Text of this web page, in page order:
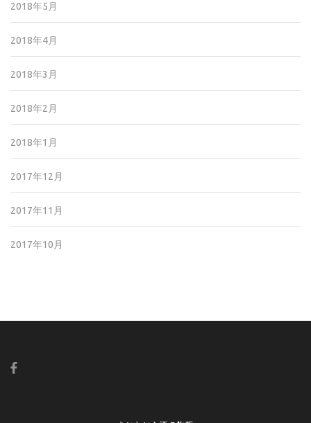
2018年5月
2018年4月
2018年3月
2018年2月
2018年1月
2017年12月
2017年11月
2017年10月